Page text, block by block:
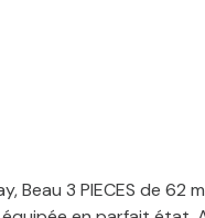
Beau 3 PIECES de